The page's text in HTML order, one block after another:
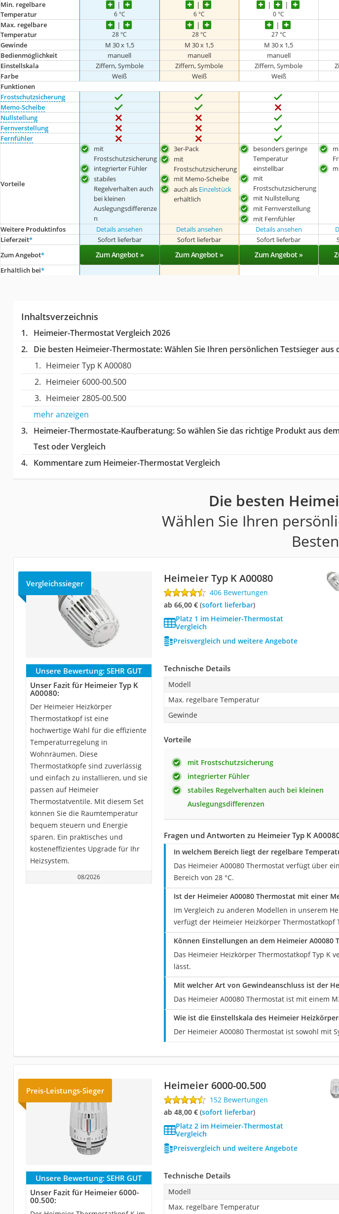
Min. regelbare
Temperatur
6 °C 6 °C 0 °C
Max. regelbare
Temperatur
28 °C 28 °C 27 °C
Gewinde M 30 x 1,5 M 30 x 1,5 M 30 x 1,5
Bedienmöglichkeit
manuell manuell manuell
Einstellskala
Ziffern, Symbole Ziffern, Symbole Ziffern, Symbole
Farbe
Weiß Weiß Weiß
Funktionen
Frostschutzsicherung
Memo-Scheibe
Nullstellung
Fernverstellung
Fernfühler
Vorteile
mit
Frostschutzsicherung
integrierter Fühler
stabiles
Regelverhalten auch
bei kleinen
Auslegungsdifferenze
n
3er-Pack
mit
Frostschutzsicherung
mit Memo-Scheibe
auch als Einzelstück
erhältlich
besonders geringe
Temperatur
einstellbar
mit
Frostschutzsicherung
mit Nullstellung
mit Fernverstellung
mit Fernfühler
Weitere Produktinfos Details ansehen Details ansehen Details ansehen
Lieferzeit* Sofort lieferbar Sofort lieferbar Sofort lieferbar
Zum Angebot* Zum Angebot » Zum Angebot » Zum Angebot »
Erhältlich bei*
Inhaltsverzeichnis
Heimeier-Thermostat Vergleich 2026
Die besten Heimeier-Thermostate:Wählen Sie Ihren persönlichen Testsieger aus
Heimeier Typ K A00080
Heimeier 6000-00.500
Heimeier 2805-00.500
mehr anzeigen
Heimeier-Thermostate-Kaufberatung: So wählen Sie das richtige Produkt aus
Test oder Vergleich
Kommentare zum Heimeier-Thermostat Vergleich
Die besten
Wählen Sie Ihren
Vergleichssieger Heimeier Typ K A00080
406 Bewertungen
ab 66,00 €( Sofort lieferbar)
Platz 1 im Heimeier-Thermostat
Vergleich
Preisvergleich und weitere Angebote
Unsere Bewertung: SEHR GUT
Unser Fazit für Heimeier Typ K
A00080:
Der Heimeier Heizkörper
Thermostatkopf ist eine
hochwertige Wahl für die effiziente
Temperaturregelung in
Wohnräumen. Diese
Thermostatköpfe sind zuverlässig
und einfach zu installieren, und sie
passen auf Heimeier
Thermostatventile. Mit diesem Set
können Sie die Raumtemperatur
bequem steuern und Energie
sparen. Ein praktisches und
kosteneffizientes Upgrade für Ihr
Heizsystem.
08/2026
Technische Details
Modell
Max. regelbare Temperatur
Gewinde
Vorteile
mit Frostschutzsicherung
integrierter Fühler
stabiles Regelverhalten auch bei kleinen
Auslegungsdifferenzen
Fragen und Antworten zu Heimeier Typ K
In welchem Bereich liegt der regelbare
Das Heimeier A00080 Thermostat verfügt über
Bereich von 28 °C.
Ist der Heimeier A00080 Thermostat mit einer
Im Vergleich zu anderen Modellen in unserem
verfügt der Heimeier Heizkörper Thermostatkopf
Können Einstellungen an dem Heimeier
Das Heimeier Heizkörper Thermostatkopf Typ K
lässt.
Mit welcher Art von Gewindeanschluss ist der
Das Heimeier A00080 Thermostat ist mit einem
Wie ist die Einstellskala des Heimeier
Der Heimeier A00080 Thermostat ist sowohl mit
Preis-Leistungs-Sieger Heimeier 6000-00.500
152 Bewertungen
ab 48,00 €( Sofort lieferbar)
Platz 2 im Heimeier-Thermostat
Vergleich
Preisvergleich und weitere Angebote
Unsere Bewertung: SEHR GUT
Unser Fazit für Heimeier 6000-
00.500:
Technische Details
Modell
Max. regelbare Temperatur